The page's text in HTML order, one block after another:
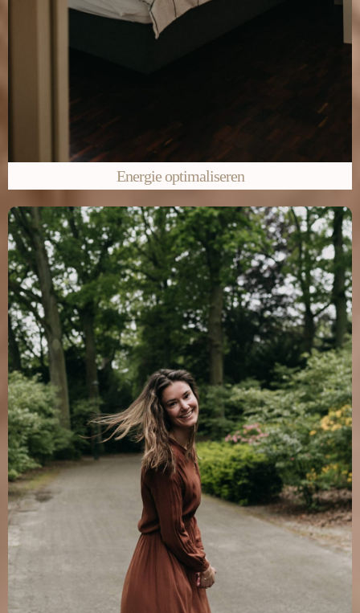
Energie optimaliseren